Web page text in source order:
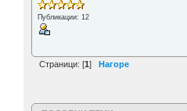
Публикации: 12
Страници: [1] Нагоре